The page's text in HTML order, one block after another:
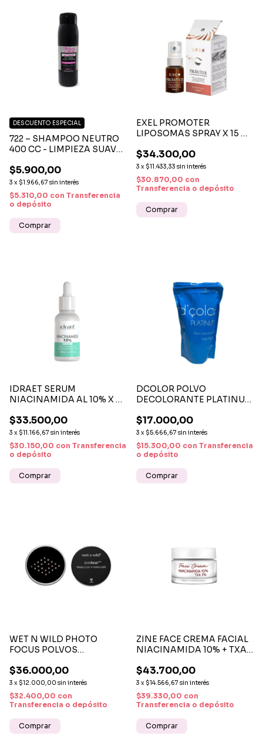
722 – SHAMPOO NEUTRO
400 CC - LIMPIEZA SUAVE
$5.900,00
3 x $1.966,67 sin interés
DESCUENTO ESPECIAL
$5.310,00 con Transferencia
o depósito
EXEL PROMOTER
LIPOSOMAS SPRAY X 15 ML
FUERTES
$34.300,00
3 x $11.433,33 sin interés
$30.870,00 con
Transferencia o depósito
IDRAET SERUM
NIACINAMIDA AL 10% X 30
LUMINOSIDAD Y
REPARACIÓN
$33.500,00
3 x $11.166,67 sin interés
$30.150,00 con Transferencia
o depósito
DCOLOR POLVO
DECOLORANTE PLATINUM
PROFESIONAL Y CUIDADO
CAPILAR
$17.000,00
3 x $5.666,67 sin interés
$15.300,00 con Transferencia
o depósito
WET N WILD PHOTO
FOCUS POLVOS
ACABADO PROFESIONAL
Y MATE DE LARGA
DURACIÓN
$36.000,00
3 x $12.000,00 sin interés
$32.400,00 con
Transferencia o depósito
ZINE FACE CREMA FACIAL
NIACINAMIDA 10% + TXA
ANTIOXIDANTE Y
UNIFICADOR DEL TONO
$43.700,00
3 x $14.566,67 sin interés
$39.330,00 con
Transferencia o depósito